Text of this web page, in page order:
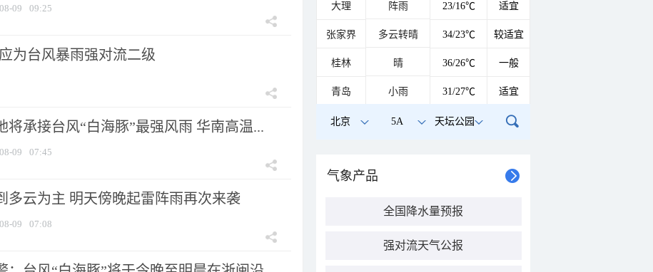
09 09:25
为台风暴雨强对流二级
将承接台风“白海豚”最强风雨 华南高温...
09 07:45
多云为主 明天傍晚起雷阵雨再次来袭
09 07:08
大理 阵雨 23/16℃ 适宜
张家界 多云转晴 34/23℃ 较适宜
桂林 晴 36/26℃ 一般
青岛 小雨 31/27℃ 适宜
北京 5A 天坛公园
气象产品
全国降水量预报
强对流天气公报